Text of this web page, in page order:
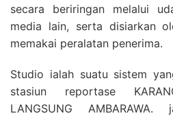
secara beriringan melalui
media lain, serta disiarkan
memakai peralatan penerima.
Studio ialah suatu sistem
stasiun reportase
LANGSUNG